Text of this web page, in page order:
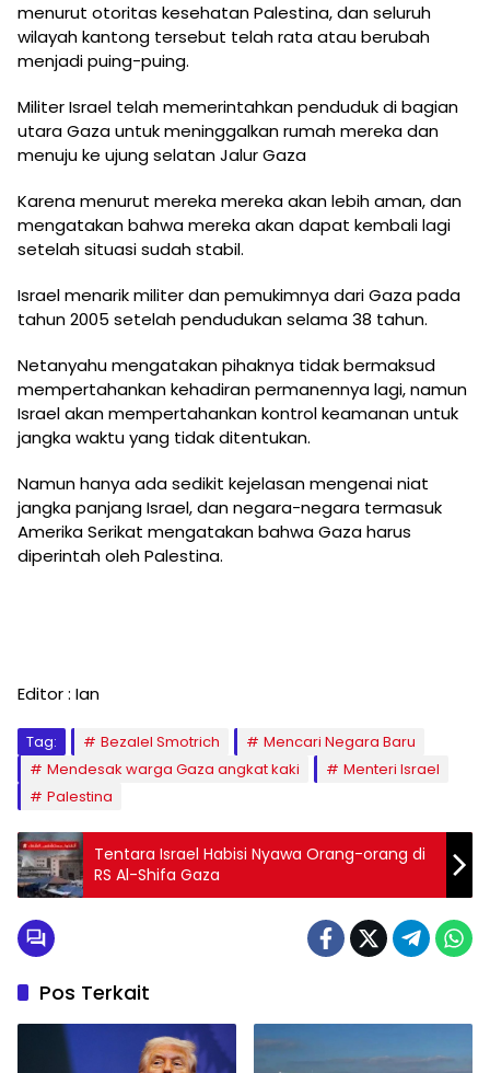
menurut otoritas kesehatan Palestina, dan seluruh
wilayah kantong tersebut telah rata atau berubah
menjadi puing-puing.
Militer Israel telah memerintahkan penduduk di bagian
utara Gaza untuk meninggalkan rumah mereka dan
menuju ke ujung selatan Jalur Gaza
Karena menurut mereka mereka akan lebih aman, dan
mengatakan bahwa mereka akan dapat kembali lagi
setelah situasi sudah stabil.
Israel menarik militer dan pemukimnya dari Gaza pada
tahun 2005 setelah pendudukan selama 38 tahun.
Netanyahu mengatakan pihaknya tidak bermaksud
mempertahankan kehadiran permanennya lagi, namun
Israel akan mempertahankan kontrol keamanan untuk
jangka waktu yang tidak ditentukan.
Namun hanya ada sedikit kejelasan mengenai niat
jangka panjang Israel, dan negara-negara termasuk
Amerika Serikat mengatakan bahwa Gaza harus
diperintah oleh Palestina.
Editor : Ian
Tag: Bezalel Smotrich
Mencari Negara Baru
Mendesak warga Gaza angkat kaki
Menteri Israel
Palestina
Tentara Israel Habisi Nyawa Orang-orang di
RS Al-Shifa Gaza
Pos Terkait